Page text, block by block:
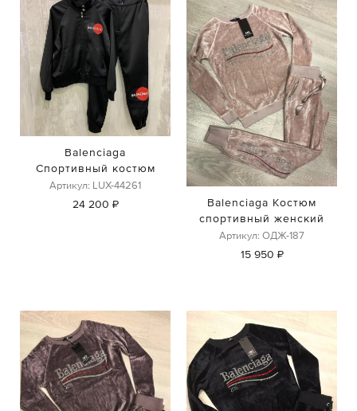
Balenciaga
Спортивный костюм
Артикул: LUX-44261
24 200 ₽
Balenciaga Костюм
спортивный женский
Артикул: ОДЖ-187
15 950 ₽